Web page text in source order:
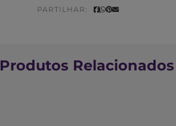
PARTILHAR:
Produtos Relacionados